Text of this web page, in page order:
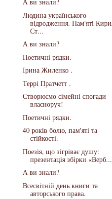
А ви знали?
Людина українського
відродження. Пам'яті
Ст...
А ви знали?
Поетичні рядки.
Ірина Жиленко .
Террі Пратчетт .
Створюємо сімейні спогади
власноруч!
Поетичні рядки.
40 років болю, пам'яті та
стійкості.
Поезія, що зігріває душу:
презентація збірки «Верб...
А ви знали?
Всесвітній день книги та
авторського права.